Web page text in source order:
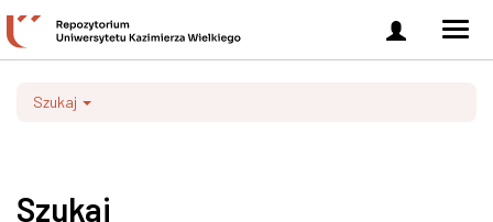
Zaloguj
się
Szukaj
Szukaj